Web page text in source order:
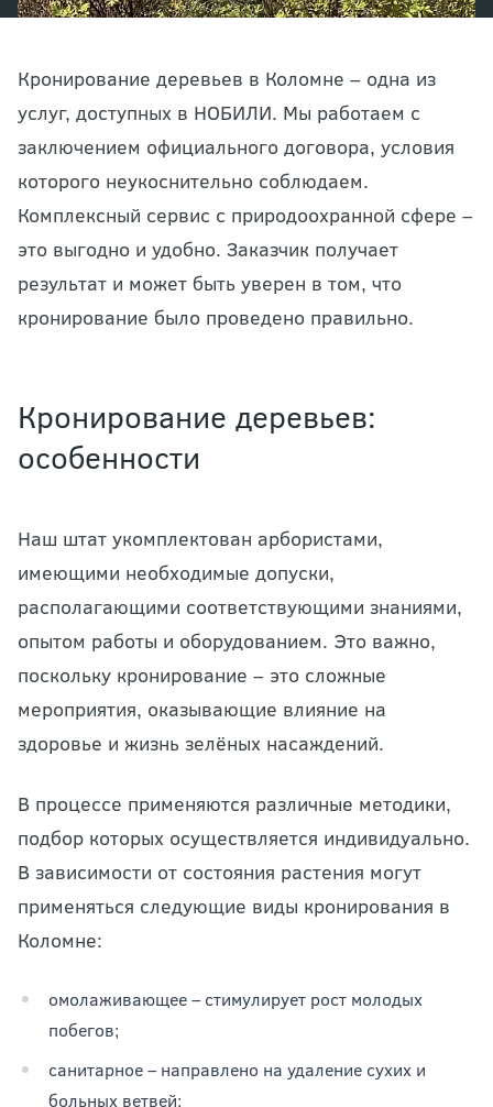
Кронирование деревьев в Коломне – одна из
услуг, доступных в НОБИЛИ. Мы работаем с
заключением официального договора, условия
которого неукоснительно соблюдаем.
Комплексный сервис с природоохранной сфере –
это выгодно и удобно. Заказчик получает
результат и может быть уверен в том, что
кронирование было проведено правильно.
Кронирование деревьев:
особенности
Наш штат укомплектован арбористами,
имеющими необходимые допуски,
располагающими соответствующими знаниями,
опытом работы и оборудованием. Это важно,
поскольку кронирование – это сложные
мероприятия, оказывающие влияние на
здоровье и жизнь зелёных насаждений.
В процессе применяются различные методики,
подбор которых осуществляется индивидуально.
В зависимости от состояния растения могут
применяться следующие виды кронирования в
Коломне:
омолаживающее – стимулирует рост молодых
побегов;
санитарное – направлено на удаление сухих и
больных ветвей;